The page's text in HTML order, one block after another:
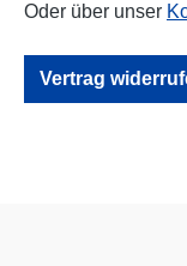
Oder über unser
Vertrag